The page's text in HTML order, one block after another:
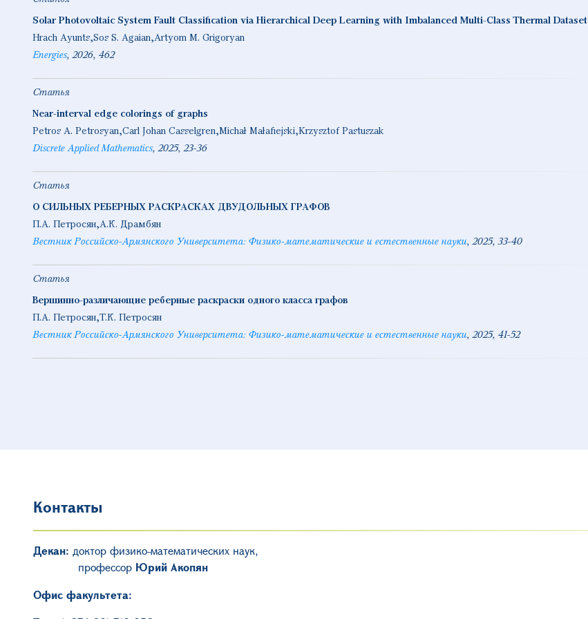
Solar Photovoltaic System Fault Classification via Hierarchical Deep Learning with Imbalanced Multi-Class Thermal Dataset
Hrach Ayunts Sos S. Agaian Artyom M. Grigoryan
Energies 2026 462
Статья
Near-interval edge colorings of graphs
Petros A. Petrosyan Carl Johan Casselgren Michał Małafiejski Krzysztof Pastuszak
Discrete Applied Mathematics 2025 23-36
Статья
О СИЛЬНЫХ РЕБЕРНЫХ РАСКРАСКАХ ДВУДОЛЬНЫХ ГРАФОВ
П.А. Петросян А.К. Драмбян
Вестник Российско-Армянского Университета: Физико-математические и естественные науки 2025 33-40
Статья
Вершинно-различающие реберные раскраски одного класса графов
П.А. Петросян Т.К. Петросян
Вестник Российско-Армянского Университета: Физико-математические и естественные науки 2025 41-52
Контакты
Декан: доктор физико-математических наук,
профессор Юрий Акопян
Офис факультета: